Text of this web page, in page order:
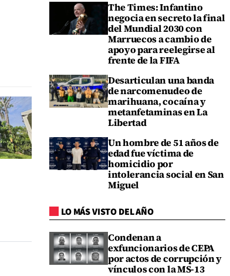
The Times: Infantino
negocia en secreto la final
del Mundial 2030 con
Marruecos a cambio de
apoyo para reelegirse al
frente de la FIFA
Desarticulan una banda
de narcomenudeo de
marihuana, cocaína y
metanfetaminas en La
Libertad
Un hombre de 51 años de
edad fue víctima de
homicidio por
intolerancia social en San
Miguel
LO MÁS VISTO DEL AÑO
Condenan a
exfuncionarios de CEPA
por actos de corrupción y
vínculos con la MS-13